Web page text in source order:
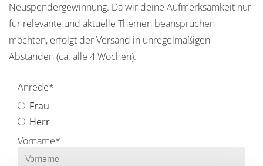
Neuspendergewinnung. Da wir deine Aufmerksamkeit nur
für relevante und aktuelle Themen beanspruchen
möchten, erfolgt der Versand in unregelmäßigen
Abständen (ca. alle 4 Wochen).
Anrede*
Frau
Herr
Vorname*